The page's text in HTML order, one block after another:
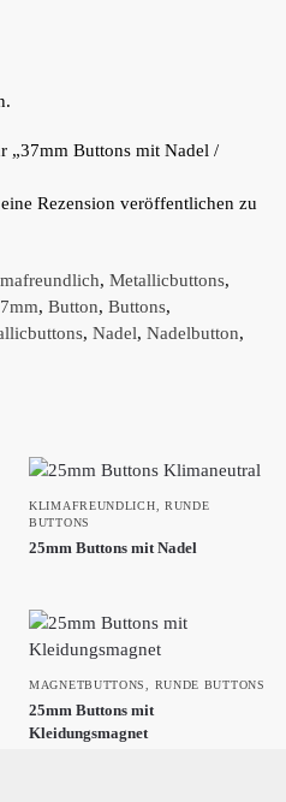
„37mm Buttons mit Nadel /
Rezension veröffentlichen zu
, Metallicbuttons,
, Button, Buttons,
, Nadel, Nadelbutton,
KLIMAFREUNDLICH, RUNDE
BUTTONS
25mm Buttons mit Nadel
MAGNETBUTTONS, RUNDE BUTTONS
25mm Buttons mit
Kleidungsmagnet